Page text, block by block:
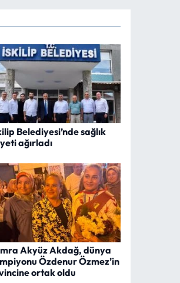
Belediyesi’nde sağlık
ağırladı
Akyüz Akdağ, dünya
Özdenur Özmez’in
ortak oldu